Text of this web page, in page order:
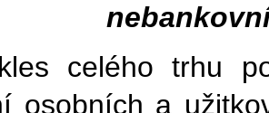
celého trhu
osobních a